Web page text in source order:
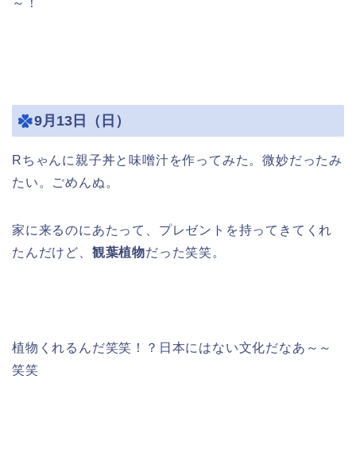
9月13日（日）
Rちゃんに親子丼と味噌汁を作ってみた。微妙だったみ
たい。ごめんぬ。
家に来るのにあたって、プレゼントを持ってきてくれ
たんだけど、 観葉植物だった笑笑。
植物くれるんだ笑笑！？日本にはない文化だなあ～～
笑笑